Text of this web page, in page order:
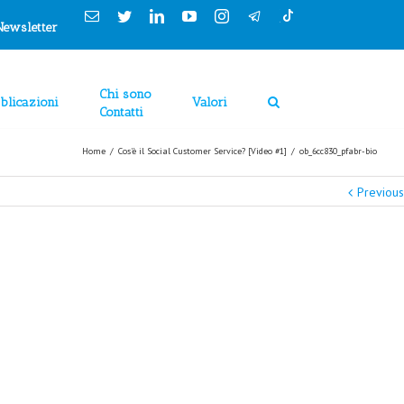
EmailTwitterLinkedinYouTubeInstagram
Chi sono
Contatti
Valori
Home / Cos'è il Social Customer Service? [Video #1] / ob_6cc830_pfabr-bio
Previous
Cookies Policy